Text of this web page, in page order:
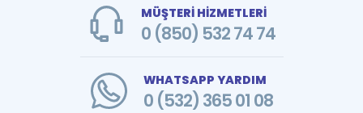
MÜŞTERİ HİZMETLERİ
0 (850) 532 74 74
WHATSAPP YARDIM
0 (532) 365 01 08